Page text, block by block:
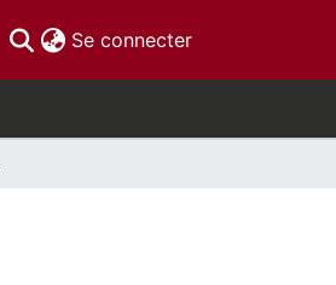
Se connecter(current)